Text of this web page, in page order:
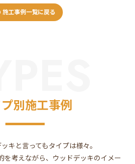
施工事例一覧に戻る
別施工事例
キと言ってもタイプは様々。
を考えながら、ウッドデッキのイメー